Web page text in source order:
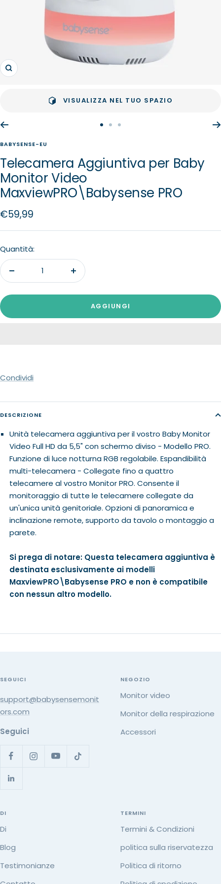
Ingrandisci
VISUALIZZA NEL TUO SPAZIO
slide
1
2
slide
3
BABYSENSE-EU
Telecamera Aggiuntiva per Baby
Monitor Video
MaxviewPRO\Babysense PRO
Prezzo
di
vendita
€59,99
Quantità:
Diminuire
Aumenta
AGGIUNGI
Condividi
DESCRIZIONE
Unità telecamera aggiuntiva per il vostro Baby Monitor
Video Full HD da 5,5" con schermo diviso - Modello PRO.
Funzione di luce notturna RGB regolabile. Espandibilità
multi-telecamera - Collegate fino a quattro
telecamere al vostro Monitor PRO. Consente il
monitoraggio di tutte le telecamere collegate da
un'unica unità genitoriale. Opzioni di panoramica e
inclinazione remote, supporto da tavolo o montaggio a
parete.
Si prega di notare: Questa telecamera aggiuntiva è
destinata esclusivamente ai modelli
MaxviewPRO\Babysense PRO e non è compatibile
con nessun altro modello.
SEGUICI
support@babysensemonit
ors.com
Seguici
NEGOZIO
Monitor video
Monitor della respirazione
Accessori
DI
Di
Blog
Testimonianze
TERMINI
Termini & Condizioni
politica sulla riservatezza
Politica di ritorno